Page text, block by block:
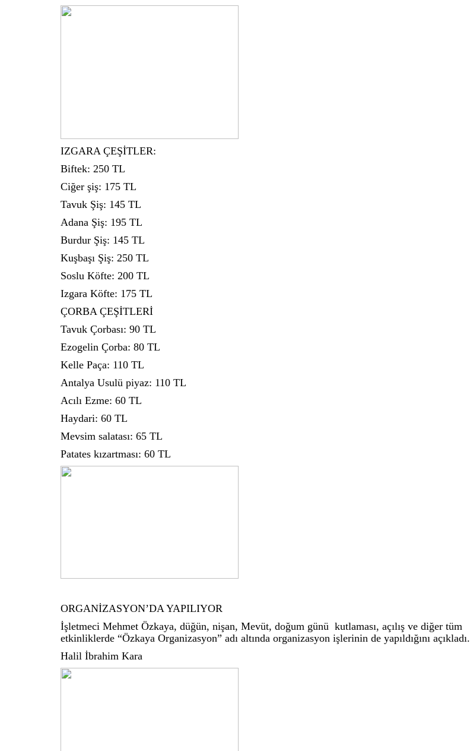
IZGARA ÇEŞİTLER:
Biftek: 250 TL
Ciğer şiş: 175 TL
Tavuk Şiş: 145 TL
Adana Şiş: 195 TL
Burdur Şiş: 145 TL
Kuşbaşı Şiş: 250 TL
Soslu Köfte: 200 TL
Izgara Köfte: 175 TL
ÇORBA ÇEŞİTLERİ
Tavuk Çorbası: 90 TL
Ezogelin Çorba: 80 TL
Kelle Paça: 110 TL
Antalya Usulü piyaz: 110 TL
Acılı Ezme: 60 TL
Haydari: 60 TL
Mevsim salatası: 65 TL
Patates kızartması: 60 TL
ORGANİZASYON’DA YAPILIYOR
İşletmeci Mehmet Özkaya, düğün, nişan, Mevüt, doğum günü kutlaması, açılış ve diğer tüm
etkinliklerde “Özkaya Organizasyon” adı altında organizasyon işlerinin de yapıldığını açıkladı.
Halil İbrahim Kara